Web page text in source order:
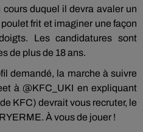
duquel il devra avaler un
frit et imaginer une façon
Les candidatures sont
de plus de 18 ans.
demandé, la marche à suivre
à @KFC_UKI en expliquant
KFC) devrait vous recruter, le
À vous de jouer !